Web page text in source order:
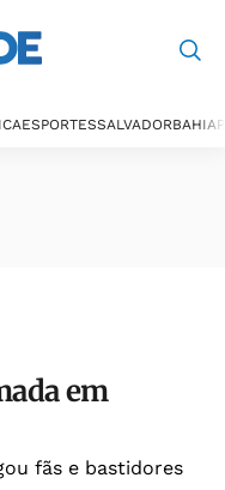
ESPORTESSALVADORBAHIA
em
fãs e bastidores